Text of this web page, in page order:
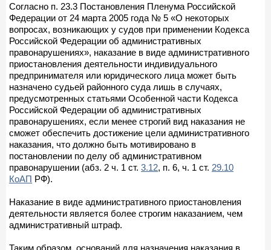
Согласно п. 23.3 Постановления Пленума Российской
Федерации от 24 марта 2005 года № 5 «О некоторых
вопросах, возникающих у судов при применении Кодекса
Российской Федерации об административных
правонарушениях», наказание в виде административного
приостановления деятельности индивидуального
предпринимателя или юридического лица может быть
назначено судьей районного суда лишь в случаях,
предусмотренных статьями Особенной части Кодекса
Российской Федерации об административных
правонарушениях, если менее строгий вид наказания не
сможет обеспечить достижение цели административного
наказания, что должно быть мотивировано в
постановлении по делу об административном
правонарушении (абз. 2 ч. 1 ст. 3.12, п. 6, ч. 1 ст. 29.10
КоАП РФ).
Наказание в виде административного приостановления
деятельности является более строгим наказанием, чем
административный штраф.
Таким образом, оснований для назначения наказания в